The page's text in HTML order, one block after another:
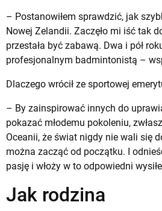
– Postanowiłem sprawdzić, jak
Nowej Zelandii. Zaczęło mi iść tak
przestała być zabawą. Dwa i pół
profesjonalnym badmintonistą –
Dlaczego wrócił ze sportowej
– By zainspirować innych do
pokazać młodemu pokoleniu,
Oceanii, że świat nigdy nie wali się
można zacząć od początku. I
pasję i włoży w to odpowiedni
Jak rodzina